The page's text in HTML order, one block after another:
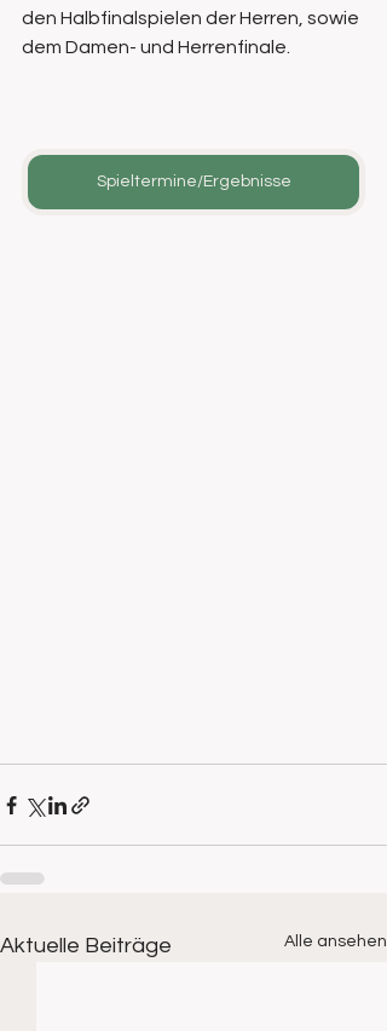
den Halbfinalspielen der Herren, sowie
dem Damen- und Herrenfinale.
Spieltermine/Ergebnisse
Aktuelle Beiträge Alle ansehen